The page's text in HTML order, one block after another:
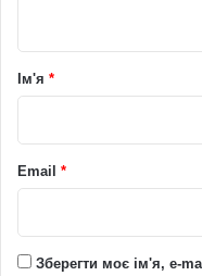
рІм'я *
Email *
Зберегти моє ім'я, e-